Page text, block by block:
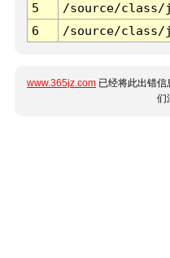
5
/source/class/
6
/source/class/
www.365jz.com 已经将此出错
们